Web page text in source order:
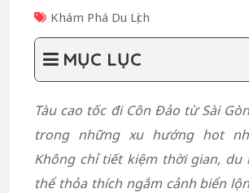
Khám Phá Du Lịch
MỤC LỤC
Tàu cao tốc đi Côn Đảo từ Sài
trong những xu hướng hot
Không chỉ tiết kiệm thời gian, du
thể thỏa thích ngắm cảnh biển